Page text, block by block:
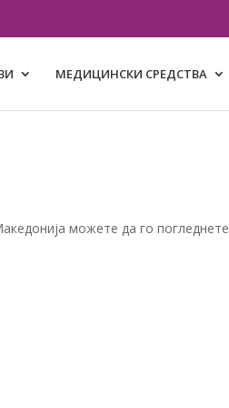
МЕДИЦИНСКИ СРЕДСТВА
можете да го погледнете